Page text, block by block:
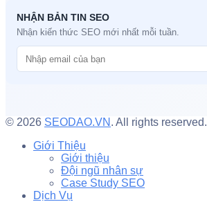
NHẬN BẢN TIN SEO
Nhận kiến thức SEO mới nhất mỗi tuần.
© 2026 SEODAO.VN . All rights reserved.
Giới Thiệu
Giới thiệu
Đội ngũ nhân sự
Case Study SEO
Dịch Vụ